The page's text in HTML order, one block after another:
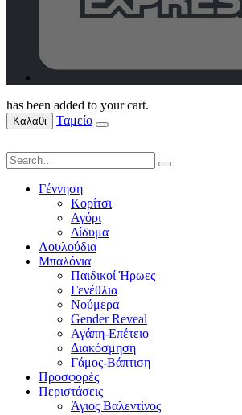
has been added to your cart.
Καλάθι Ταμείο
Γέννηση
Κορίτσι
Αγόρι
Δίδυμα
Λουλούδια
Μπαλόνια
Παιδικοί Ήρωες
Γενέθλια
Νούμερα
Gender Reveal
Αγάπη-Επέτειο
Διακόσμηση
Γάμος-Βάπτιση
Προσφορές
Περιστάσεις
Άγιος Βαλεντίνος